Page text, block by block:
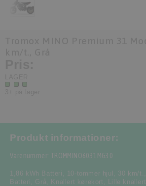
Produkt informationer:
Varenummer: TROMMINO6031MG30
1,86 kWh Batteri , 10-tommer hjul , 30 km/t. ,
Batteri, Grå, Knallert kørekort , Lille knallert